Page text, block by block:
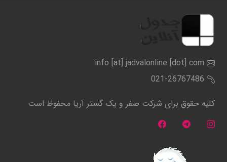
info [at] jadvalonline [dot] com
021-26767486
کلیه حقوق برای شرکت صفر و یک گستر آریا محفوظ است